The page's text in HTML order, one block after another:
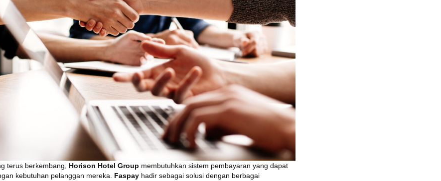
terus berkembang, Horison Hotel Group membutuhkan sistem pembayaran yang dapat
kebutuhan pelanggan mereka. Faspay hadir sebagai solusi dengan berbagai